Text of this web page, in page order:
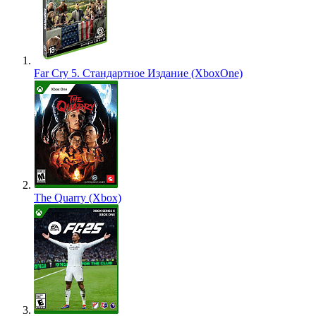
Far Cry 5. Стандартное Издание (XboxOne)
The Quarry (Xbox)